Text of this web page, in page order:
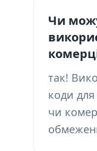
Чи
так!
коди
чи